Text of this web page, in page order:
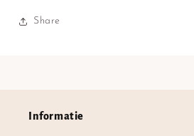
Share
Informatie